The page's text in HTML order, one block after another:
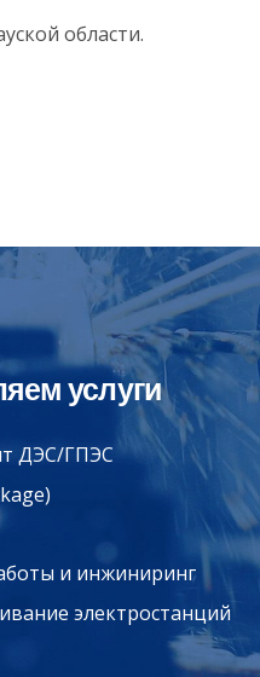
области.
услуги
ДЭС/ГПЭС
и инжиниринг
электростанций